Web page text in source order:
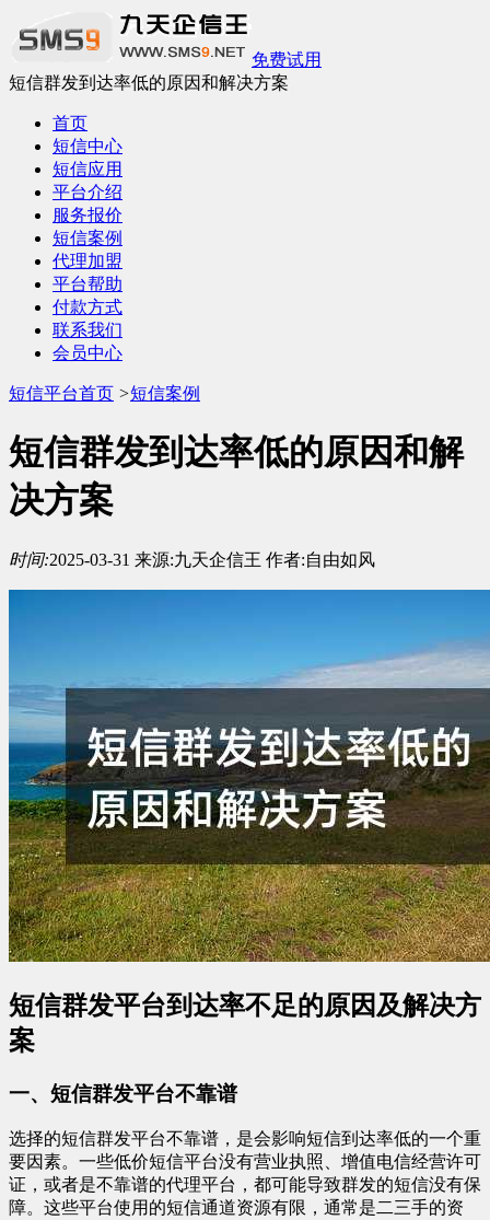
免费试用
短信群发到达率低的原因和解决方案
首页
短信中心
短信应用
平台介绍
服务报价
短信案例
代理加盟
平台帮助
付款方式
联系我们
会员中心
短信平台首页 >短信案例
短信群发到达率低的原因和解
决方案
时间:2025-03-31 来源:九天企信王 作者:自由如风
短信群发平台到达率不足的原因及解决方
案
一、短信群发平台不靠谱
选择的短信群发平台不靠谱，是会影响短信到达率低的一个重
要因素。一些低价短信平台没有营业执照、增值电信经营许可
证，或者是不靠谱的代理平台，都可能导致群发的短信没有保
障。这些平台使用的短信通道资源有限，通常是二三手的资